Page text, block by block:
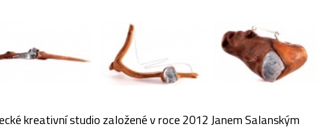
kreativní studio založené v roce 2012 Janem Salanským